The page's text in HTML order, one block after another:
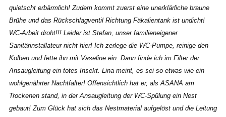
quietscht erbärmlich! Zudem kommt zuerst eine unerklärliche braune
Brühe und das Rückschlagventil Richtung Fäkalientank ist undicht!
WC-Arbeit droht!!! Leider ist Stefan, unser familieneigener
Sanitärinstallateur nicht hier! Ich zerlege die WC-Pumpe, reinige den
Kolben und fette ihn mit Vaseline ein. Dann finde ich im Filter der
Ansaugleitung ein totes Insekt. Lina meint, es sei so etwas wie ein
wohlgenährter Nachtfalter! Offensichtlich hat er, als ASANA am
Trockenen stand, in der Ansaugleitung der WC-Spülung ein Nest
gebaut! Zum Glück hat sich das Nestmaterial aufgelöst und die Leitung